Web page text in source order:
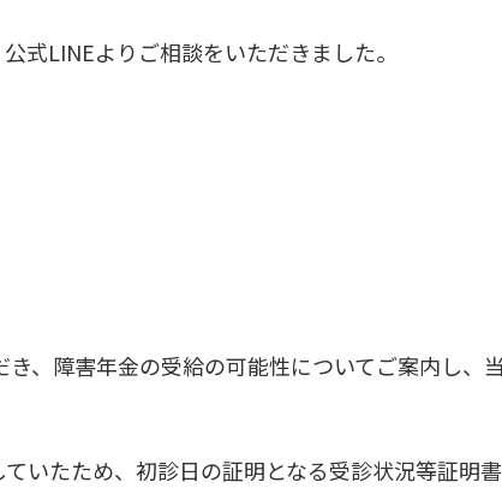
式LINEよりご相談をいただきました。
、障害年金の受給の可能性についてご案内し、
いたため、初診日の証明となる受診状況等証明